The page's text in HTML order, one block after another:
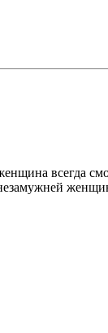
всегда